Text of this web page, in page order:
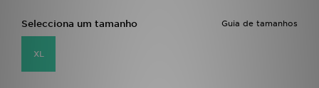
Guia de tamanhos
Selecciona um tamanho
XL